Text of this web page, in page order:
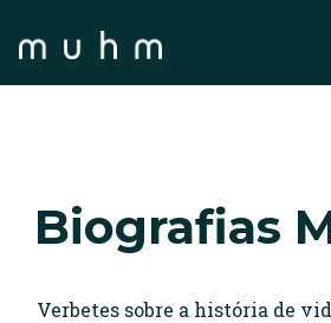
Biografias
Verbetes sobre a história de